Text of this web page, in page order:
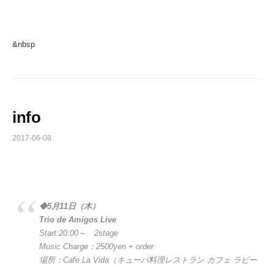
&nbsp
info
2017-06-08
◆5月11日（木）
Trio de Amigos Live
Start:20:00～ 2stage
Music Charge：2500yen + order
場所：Cafe La Vida（キューバ料理レストラン カフェ ラビー